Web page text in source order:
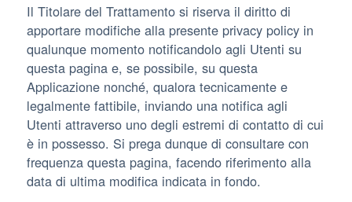
Il Titolare del Trattamento si riserva il diritto di
apportare modifiche alla presente privacy policy in
qualunque momento notificandolo agli Utenti su
questa pagina e, se possibile, su questa
Applicazione nonché, qualora tecnicamente e
legalmente fattibile, inviando una notifica agli
Utenti attraverso uno degli estremi di contatto di cui
è in possesso. Si prega dunque di consultare con
frequenza questa pagina, facendo riferimento alla
data di ultima modifica indicata in fondo.